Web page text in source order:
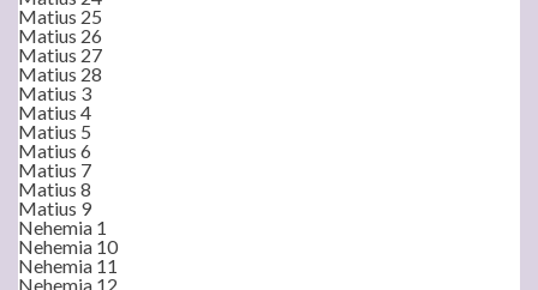
Matius 25
Matius 26
Matius 27
Matius 28
Matius 3
Matius 4
Matius 5
Matius 6
Matius 7
Matius 8
Matius 9
Nehemia 1
Nehemia 10
Nehemia 11
Nehemia 12